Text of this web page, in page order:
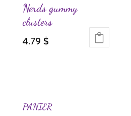
Nerds gummy
clusters
4.79 $
PANIER